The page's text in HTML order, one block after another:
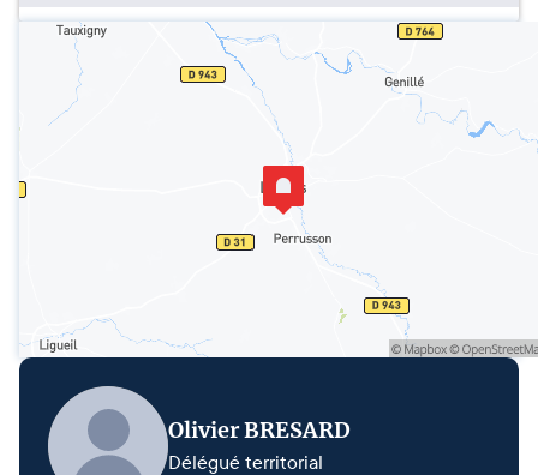
Olivier BRESARD
Délégué territorial